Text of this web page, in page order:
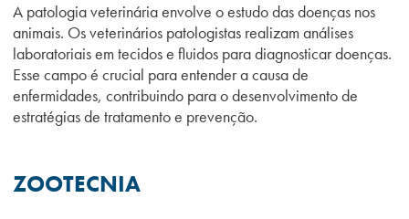
A patologia veterinária envolve o estudo das doenças nos
animais. Os veterinários patologistas realizam análises
laboratoriais em tecidos e fluidos para diagnosticar doenças.
Esse campo é crucial para entender a causa de
enfermidades, contribuindo para o desenvolvimento de
estratégias de tratamento e prevenção.
ZOOTECNIA